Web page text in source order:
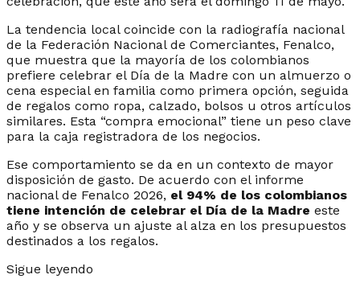
La tendencia local coincide con la radiografía nacional
de la Federación Nacional de Comerciantes, Fenalco,
que muestra que la mayoría de los colombianos
prefiere celebrar el Día de la Madre con un almuerzo o
cena especial en familia como primera opción, seguida
de regalos como ropa, calzado, bolsos u otros artículos
similares. Esta “compra emocional” tiene un peso clave
para la caja registradora de los negocios.
Ese comportamiento se da en un contexto de mayor
disposición de gasto. De acuerdo con el informe
nacional de Fenalco 2026, el 94% de los colombianos
tiene intención de celebrar el Día de la Madre este
año y se observa un ajuste al alza en los presupuestos
destinados a los regalos.
Sigue leyendo